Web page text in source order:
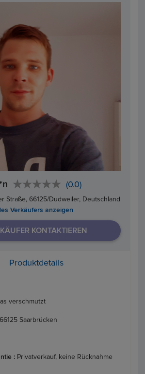
(0.0)
Straße, 66125/Dudweiler, Deutschland
Verkäufers anzeigen
KONTAKTIEREN
Produktdetails
verschmutzt
66125 Saarbrücken
: Privatverkauf, keine Rücknahme